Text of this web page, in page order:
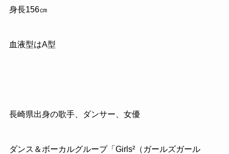
身長156㎝
血液型はA型
長崎県出身の歌手、ダンサー、女優
ダンス＆ボーカルグループ「Girls²（ガールズガール